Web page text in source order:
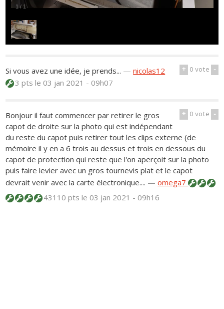
1 / 1
+ 0vote -
Si vous avez une idée, je prends... —nicolas12
3 ptsle 03 jan 2021 - 09h07
+ 0vote -
Bonjour il faut commencer par retirer le gros
capot de droite sur la photo qui est indépendant
du reste du capot puis retirer tout les clips externe (de
mémoire il y en a 6 trois au dessus et trois en dessous du
capot de protection qui reste que l'on aperçoit sur la photo
puis faire levier avec un gros tournevis plat et le capot
devrait venir avec la carte électronique.... —omega7
43110 ptsle 03 jan 2021 - 09h16